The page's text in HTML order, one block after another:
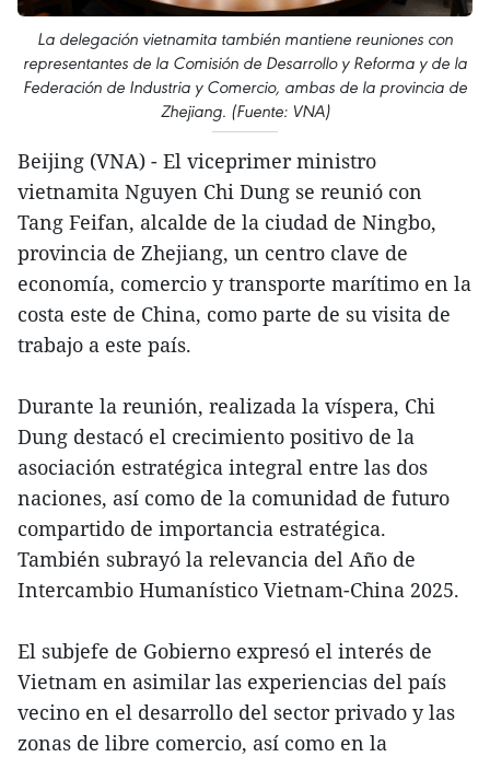
La delegación vietnamita también mantiene reuniones con
representantes de la Comisión de Desarrollo y Reforma y de la
Federación de Industria y Comercio, ambas de la provincia de
Zhejiang. (Fuente: VNA)
Beijing (VNA) - El viceprimer ministro
vietnamita Nguyen Chi Dung se reunió con
Tang Feifan, alcalde de la ciudad de Ningbo,
provincia de Zhejiang, un centro clave de
economía, comercio y transporte marítimo en la
costa este de China, como parte de su visita de
trabajo a este país.
Durante la reunión, realizada la víspera, Chi
Dung destacó el crecimiento positivo de la
asociación estratégica integral entre las dos
naciones, así como de la comunidad de futuro
compartido de importancia estratégica.
También subrayó la relevancia del Año de
Intercambio Humanístico Vietnam-China 2025.
El subjefe de Gobierno expresó el interés de
Vietnam en asimilar las experiencias del país
vecino en el desarrollo del sector privado y las
zonas de libre comercio, así como en la